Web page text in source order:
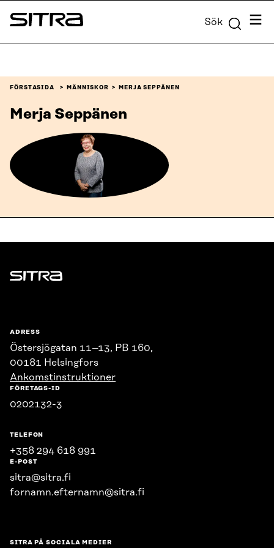
Skip to
content
Sitra Sök Meny
FÖRSTASIDA MÄNNISKOR MERJA SEPPÄNEN
Merja Seppänen
Sitra
ADRESS
Östersjögatan 11–13, PB 160,
00181 Helsingfors
Ankomstinstruktioner
FÖRETAGS-ID
0202132-3
TELEFON
+358 294 618 991
E-POST
sitra@sitra.fi
fornamn.efternamn@sitra.fi
SITRA PÅ SOCIALA MEDIER